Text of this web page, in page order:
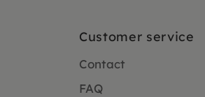
Customer service
Contact
FAQ